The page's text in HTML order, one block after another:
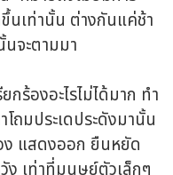
นเท่านั้น ต่างกันแค่ช้า
จะตามมา
กร้องอะไรไม่ได้มาก ทำ
โถมประเดประดังมานั้น
ง แสดงออก ยืนหยัด
ง เท่าที่มนุษย์ตัวเล็กๆ